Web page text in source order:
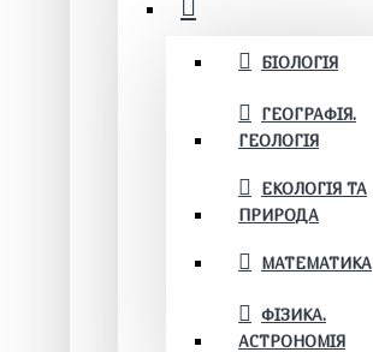
БІОЛОГІЯ
ГЕОГРАФІЯ.
ГЕОЛОГІЯ
ЕКОЛОГІЯ ТА
ПРИРОДА
МАТЕМАТИКА
ФІЗИКА.
АСТРОНОМІЯ